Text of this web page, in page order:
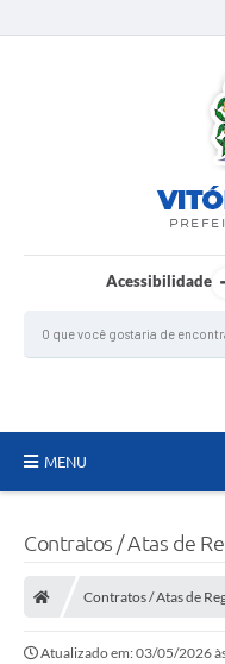
Acessibilidade
MENU
CONSELHOS MUNICIPAIS
CONTROLE INTERNO
Contratos / Atas de
Contratos / Atas de
Atualizado em: 03/05/2026